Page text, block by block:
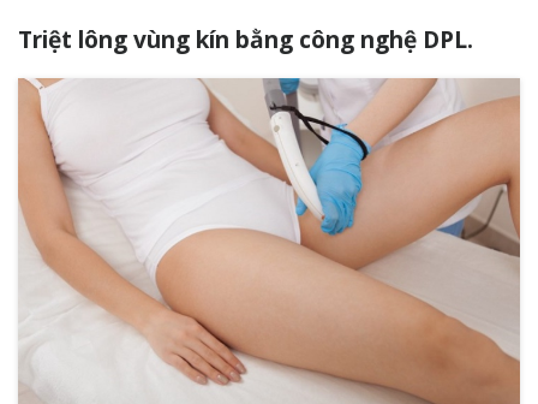
Triệt lông vùng kín bằng công nghệ DPL.